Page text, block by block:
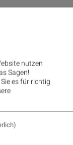
nutzen
Sagen!
es für richtig